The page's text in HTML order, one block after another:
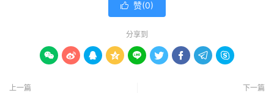
 赞(0)
分享到
        
上一篇 下一篇